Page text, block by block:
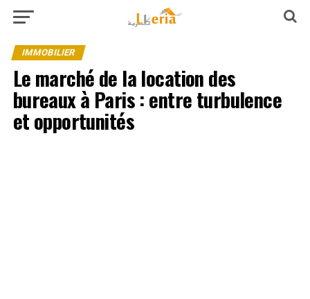
IMMOBILIER
Le marché de la location des
bureaux à Paris : entre turbulence
et opportunités